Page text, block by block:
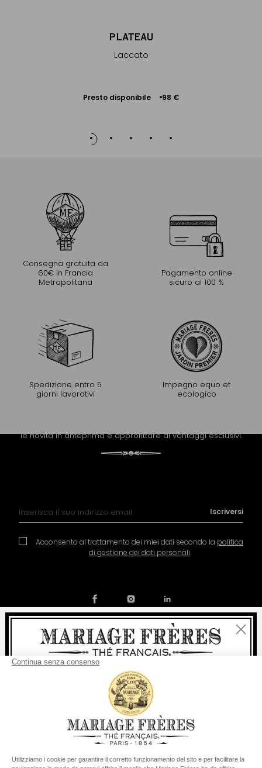
PLATEAU
Laccato
Presto disponibile
98 €
Consegna gratuita da
60€ in Francia
Metropolitana
Pagamento online
sicuro al 100 %
Spedizione entro 5
giorni lavorativi
Impegno equo et
ecologico
le novità in anteprima e approfittare di vantaggi esclusivi.
Acconsento al trattamento dei miei dati secondo la politica
di gestione dei dati personali
Iscriversi
Condizioni generali di vendita
Diventare socio
Politica dei cookies
Preferenze per i cookie
© COPYRIGHT 2026 / MARIAGE FRERES
Chiudi
Benvenuti
Per ogni acquisto, laconsegna
da 60 € in Francia Metropolitana
per il resto del mondo
Il suo paese di consegna è definito suStati Uniti